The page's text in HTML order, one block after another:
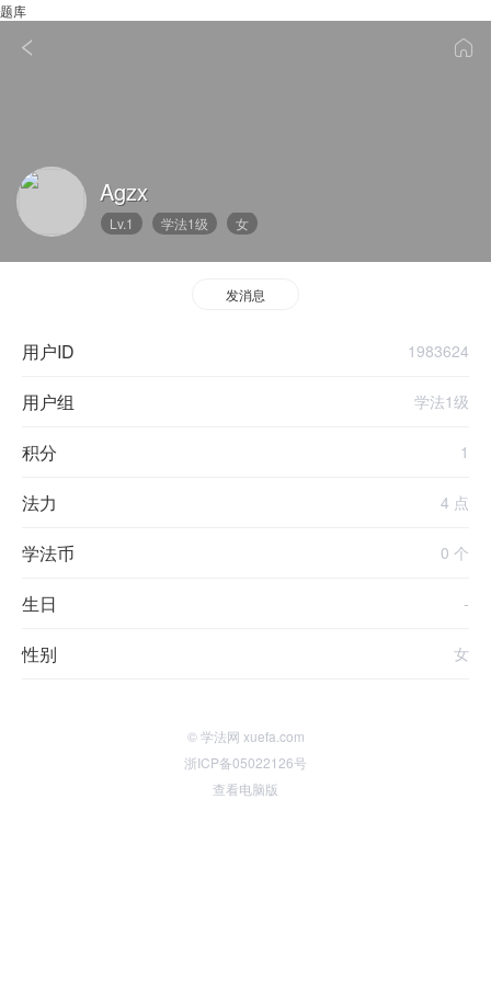
题库
Agzx
Lv.1 学法1级 女
发消息
用户ID 1983624
用户组 学法1级
积分 1
法力 4 点
学法币 0 个
生日 -
性别 女
© 学法网 xuefa.com
浙ICP备05022126号
查看电脑版